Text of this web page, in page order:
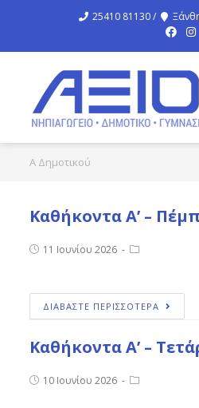
25410 81130 /
Α Δημοτικού
Καθήκοντα Α’ –
11 Ιουνίου 2026
ΔΙΑΒΑΣΤΕ ΠΕΡΙΣΣΟΤΕΡΑ
Καθήκοντα Α’ –
10 Ιουνίου 2026